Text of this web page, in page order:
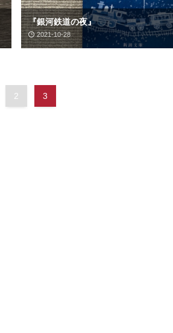
『銀河鉄道の夜』
2021-10-28
2 3